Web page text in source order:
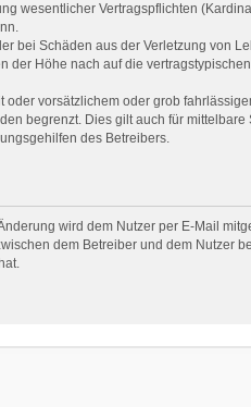
wesentlicher Vertragspflichten
Schäden aus der Verletzung von
Höhe nach auf die
vorsätzlichem oder grob
begrenzt. Dies gilt auch für
des Betreibers.
wird dem Nutzer per E-Mail
dem Betreiber und dem Nutzer